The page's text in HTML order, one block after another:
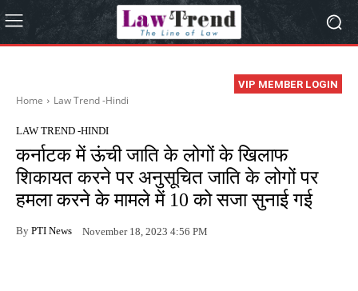
VIP MEMBER LOGIN
Home Law Trend -Hindi
LAW TREND -HINDI
कर्नाटक में ऊंची जाति के लोगों के खिलाफ
शिकायत करने पर अनुसूचित जाति के लोगों पर
हमला करने के मामले में 10 को सजा सुनाई गई
By PTI News November 18, 2023 4:56 PM